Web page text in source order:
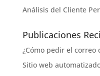
Análisis del Cliente
Publicaciones
¿Cómo pedir el correo
Sitio web